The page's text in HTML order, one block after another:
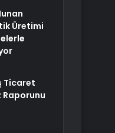
Üretimi
Ticaret
Raporunu